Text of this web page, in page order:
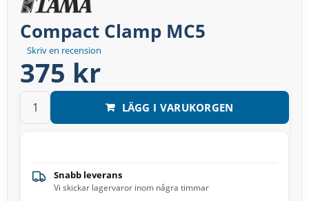
Skriv en recension
Compact Clamp MC5
375 kr
LÄGG I VARUKORGEN
Snabb leverans
Vi skickar lagervaror inom några timmar